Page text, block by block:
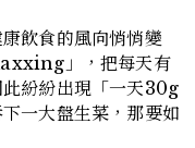
飲食的風向悄悄變
」，把每天有
紛紛出現「一天30g
一大盤生菜，那要如